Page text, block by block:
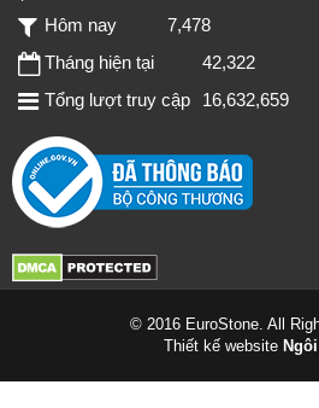
Hôm nay
7,478
Tháng hiện tại
42,322
Tổng lượt truy cập
16,632,659
© 2016 EuroStone. All
Thiết kế website